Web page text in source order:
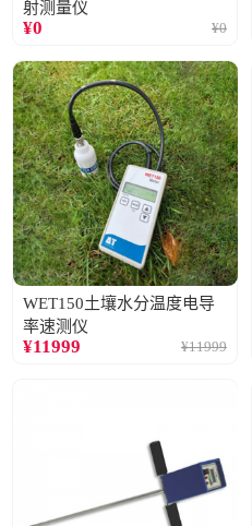
射测量仪
¥0 ¥0
WET150土壤水分温度电导
率速测仪
¥11999 ¥11999